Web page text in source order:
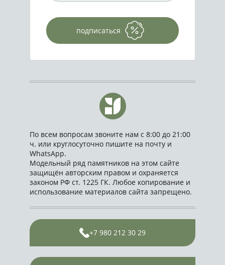
подписаться
По всем вопросам звоните нам с 8:00 до 21:00
ч. или круглосуточно пишите на почту и
WhatsApp.
Модельный ряд памятников на этом сайте
защищён авторским правом и охраняется
законом РФ ст. 1225 ГК. Любое копирование и
использование материалов сайта запрещено.
+7 980 212 30 29